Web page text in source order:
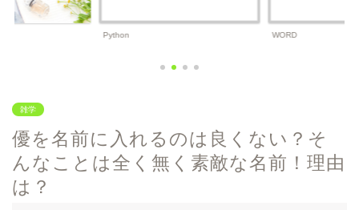
WORD ビジネス
雑学
優を名前に入れるのは良くない？そ
んなことは全く無く素敵な名前！理由
は？